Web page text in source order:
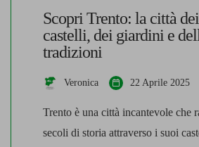
Scopri Trento: la città dei
castelli, dei giardini e
tradizioni
Veronica 22 Aprile 2025
Trento è una città incantevole che
secoli di storia attraverso i suoi